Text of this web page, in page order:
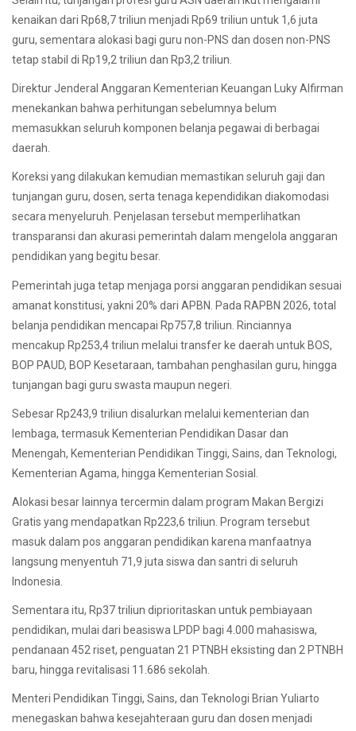
kenaikan dari Rp68,7 triliun menjadi Rp69 triliun untuk 1,6 juta
guru, sementara alokasi bagi guru non-PNS dan dosen non-PNS
tetap stabil di Rp19,2 triliun dan Rp3,2 triliun.
Direktur Jenderal Anggaran Kementerian Keuangan Luky Alfirman
menekankan bahwa perhitungan sebelumnya belum
memasukkan seluruh komponen belanja pegawai di berbagai
daerah.
Koreksi yang dilakukan kemudian memastikan seluruh gaji dan
tunjangan guru, dosen, serta tenaga kependidikan diakomodasi
secara menyeluruh. Penjelasan tersebut memperlihatkan
transparansi dan akurasi pemerintah dalam mengelola anggaran
pendidikan yang begitu besar.
Pemerintah juga tetap menjaga porsi anggaran pendidikan sesuai
amanat konstitusi, yakni 20% dari APBN. Pada RAPBN 2026, total
belanja pendidikan mencapai Rp757,8 triliun. Rinciannya
mencakup Rp253,4 triliun melalui transfer ke daerah untuk BOS,
BOP PAUD, BOP Kesetaraan, tambahan penghasilan guru, hingga
tunjangan bagi guru swasta maupun negeri.
Sebesar Rp243,9 triliun disalurkan melalui kementerian dan
lembaga, termasuk Kementerian Pendidikan Dasar dan
Menengah, Kementerian Pendidikan Tinggi, Sains, dan Teknologi,
Kementerian Agama, hingga Kementerian Sosial.
Alokasi besar lainnya tercermin dalam program Makan Bergizi
Gratis yang mendapatkan Rp223,6 triliun. Program tersebut
masuk dalam pos anggaran pendidikan karena manfaatnya
langsung menyentuh 71,9 juta siswa dan santri di seluruh
Indonesia.
Sementara itu, Rp37 triliun diprioritaskan untuk pembiayaan
pendidikan, mulai dari beasiswa LPDP bagi 4.000 mahasiswa,
pendanaan 452 riset, penguatan 21 PTNBH eksisting dan 2 PTNBH
baru, hingga revitalisasi 11.686 sekolah.
Menteri Pendidikan Tinggi, Sains, dan Teknologi Brian Yuliarto
menegaskan bahwa kesejahteraan guru dan dosen menjadi